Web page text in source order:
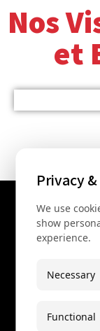
Nos
et
Privacy
We use
show
experience.
Necessary
Functional